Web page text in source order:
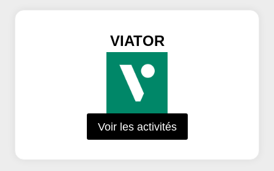
VIATOR
Voir les activités